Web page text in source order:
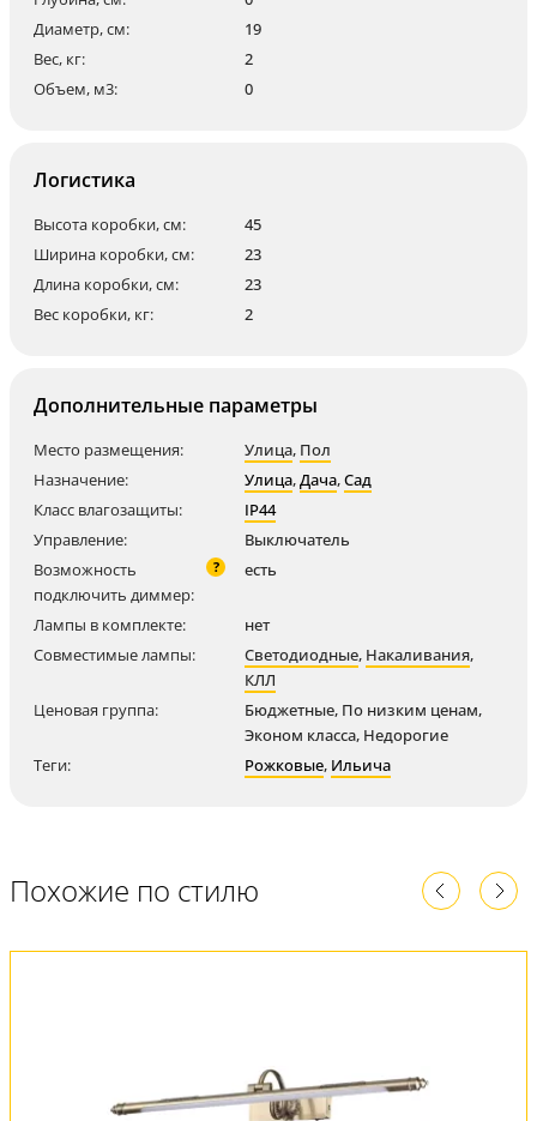
Диаметр, см:
19
Вес, кг:
2
Объем, м3:
0
Логистика
Высота коробки, см:
45
Ширина коробки, см:
23
Длина коробки, см:
23
Вес коробки, кг:
2
Дополнительные параметры
Место размещения: Улица, Пол
Назначение:
Улица,Дача,Сад
Класс влагозащиты:
IP44
Управление:
Выключатель
Возможность
подключить диммер:
? есть
Лампы в комплекте:
нет
Совместимые лампы:
Светодиодные, Накаливания,
КЛЛ
Ценовая группа:
Бюджетные, По низким ценам,
Эконом класса, Недорогие
Теги:
Рожковые, Ильича
Похожие по стилю